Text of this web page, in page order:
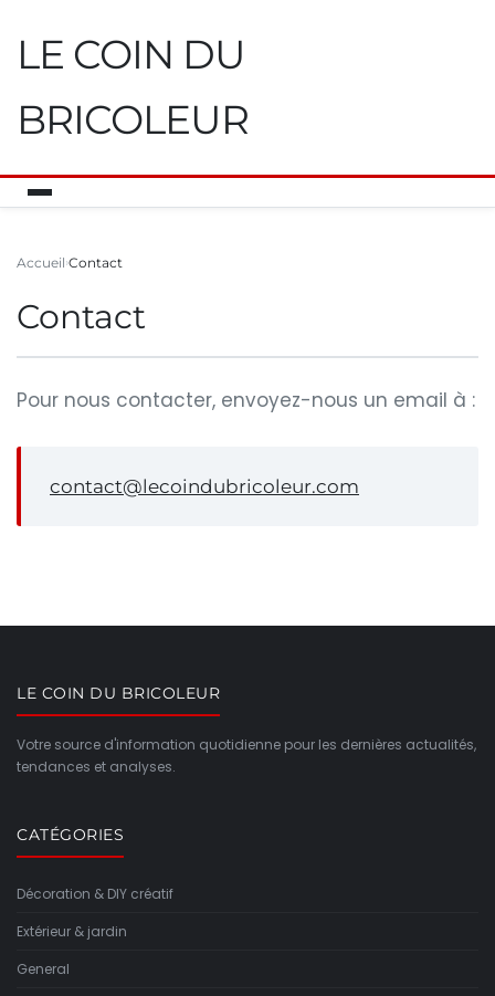
LE COIN DU
BRICOLEUR
Accueil Contact
Contact
Pour nous contacter, envoyez-nous un email à :
contact@lecoindubricoleur.com
LE COIN DU BRICOLEUR
Votre source d'information quotidienne pour les dernières actualités,
tendances et analyses.
CATÉGORIES
Décoration & DIY créatif
Extérieur & jardin
General